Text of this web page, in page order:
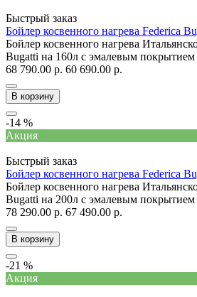
Быстрый заказ
Бойлер косвенного нагрева Federica
Бойлер косвенного нагрева
Bugatti на 160л с эмалевым покрытием
68 790.00 р. 60 690.00 р.
В корзину
-14 %
Акция
Быстрый заказ
Бойлер косвенного нагрева Federica
Бойлер косвенного нагрева
Bugatti на 200л с эмалевым покрытием
78 290.00 р. 67 490.00 р.
В корзину
-21 %
Акция